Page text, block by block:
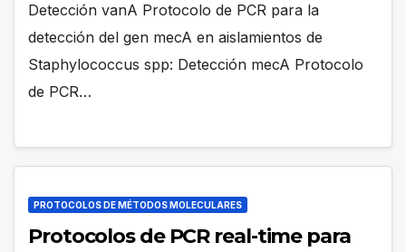
Detección vanA Protocolo de PCR para la
detección del gen mecA en aislamientos de
Staphylococcus spp: Detección mecA Protocolo
de PCR…
PROTOCOLOS DE MÉTODOS MOLECULARES
Protocolos de PCR real-time para